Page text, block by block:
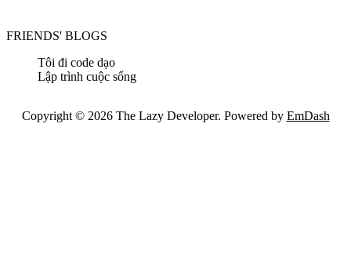
FRIENDS' BLOGS
Tôi đi code dạo
Lập trình cuộc sống
Copyright © 2026 The Lazy Developer. Powered by EmDash